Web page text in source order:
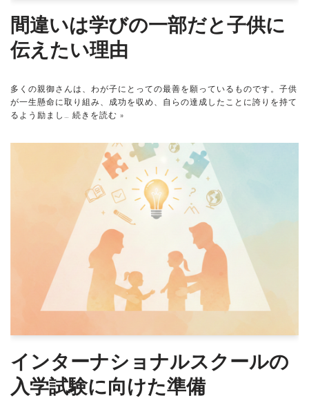
間違いは学びの一部だと子供に
伝えたい理由
多くの親御さんは、わが子にとっての最善を願っているものです。子供
が一生懸命に取り組み、成功を収め、自らの達成したことに誇りを持て
るよう励まし… 続きを読む »
インターナショナルスクールの
入学試験に向けた準備